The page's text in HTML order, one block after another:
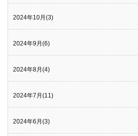
2024年10月(3)
2024年9月(6)
2024年8月(4)
2024年7月(11)
2024年6月(3)